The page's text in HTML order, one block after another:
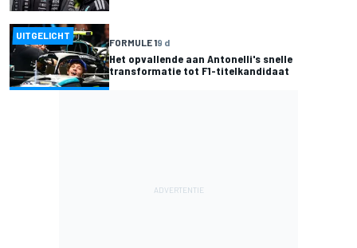
UITGELICHT
FORMULE 19 d
Het opvallende aan Antonelli's snelle
transformatie tot F1-titelkandidaat